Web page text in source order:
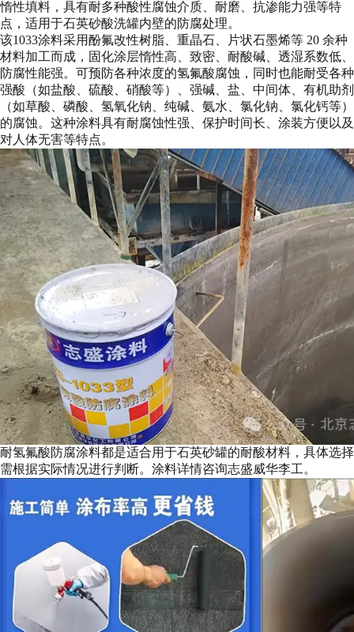
惰性填料，具有耐多种酸性腐蚀介质、耐磨、抗渗能力强等特
点，适用于石英砂酸洗罐内壁的防腐处理。
该1033涂料采用酚氟改性树脂、重晶石、片状石墨烯等 20 余种
材料加工而成，固化涂层惰性高、致密、耐酸碱、透湿系数低、
防腐性能强。可预防各种浓度的氢氟酸腐蚀，同时也能耐受各种
强酸（如盐酸、硫酸、硝酸等）、强碱、盐、中间体、有机助剂
（如草酸、磷酸、氢氧化钠、纯碱、氨水、氯化钠、氯化钙等）
的腐蚀。这种涂料具有耐腐蚀性强、保护时间长、涂装方便以及
对人体无害等特点。
耐氢氟酸防腐涂料都是适合用于石英砂罐的耐酸材料，具体选择
需根据实际情况进行判断。涂料详情咨询志盛威华李工。